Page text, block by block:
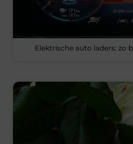
Elektrische auto laders: zo